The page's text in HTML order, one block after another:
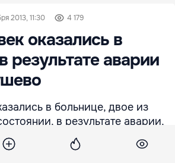
2013, 11:30 4 179
оказались в
результате аварии
в больнице, двое из
в результате аварии,
сегодня после обеда на
Дубоссары у села Грушево.